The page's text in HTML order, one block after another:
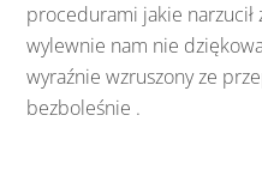
procedurami jakie
wylewnie nam nie
wyraźnie wzruszony ze
bezboleśnie .